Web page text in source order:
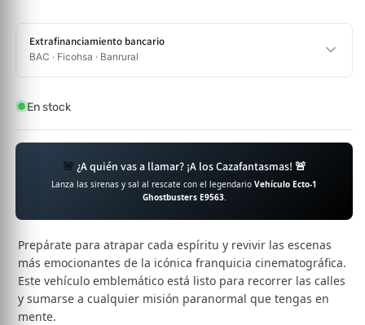
Extrafinanciamiento bancario
BAC · Ficohsa · Banrural
En stock
🚨 ¿A quién vas a llamar? ¡A los Cazafantasmas! 🚨
Lanza las sirenas y sal al rescate con el legendario Vehículo Ecto-1
Ghostbusters E9563.
Prepárate para atrapar cada espíritu y revivir las escenas
más emocionantes de la icónica franquicia cinematográfica.
Este vehículo emblemático está listo para recorrer las calles
y sumarse a cualquier misión paranormal que tengas en
mente.